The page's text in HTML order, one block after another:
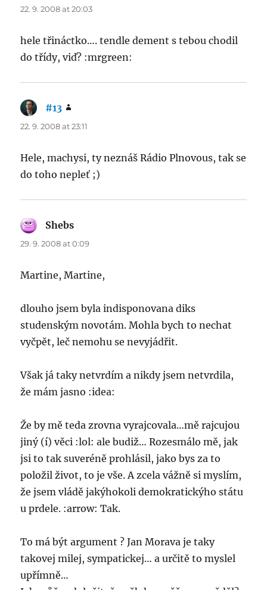
22. 9. 2008 at 20:03
hele třináctko…. tendle dement s tebou chodil
do třídy, viď? :mrgreen:
#13
22. 9. 2008 at 23:11
Hele, machysi, ty neznáš Rádio Plnovous, tak se
do toho nepleť ;)
Shebs
29. 9. 2008 at 0:09
Martine, Martine,
dlouho jsem byla indisponovana diks
studenským novotám. Mohla bych to nechat
vyčpět, leč nemohu se nevyjádřit.
Však já taky netvrdím a nikdy jsem netvrdila,
že mám jasno :idea:
Že by mě teda zrovna vyrajcovala…mě rajcujou
jiný (í) věci :lol: ale budiž… Rozesmálo mě, jak
jsi to tak suveréně prohlásil, jako bys za to
položil život, to je vše. A zcela vážně si myslím,
že jsem vládě jakýhokoli demokratickýho státu
u prdele. :arrow: Tak.
To má být argument ? Jan Morava je taky
takovej milej, sympatickej… a určitě to myslel
upřímně…